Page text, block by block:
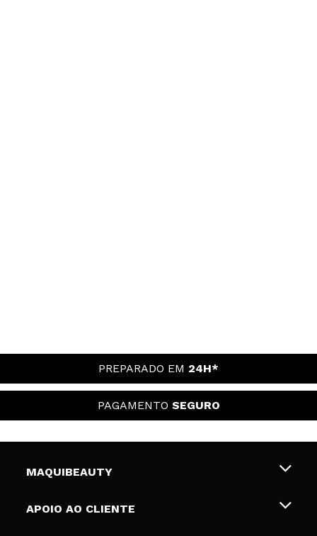
PREPARADO EM 24H*
PAGAMENTO SEGURO
MAQUIBEAUTY
Sobre nós
APOIO AO CLIENTE